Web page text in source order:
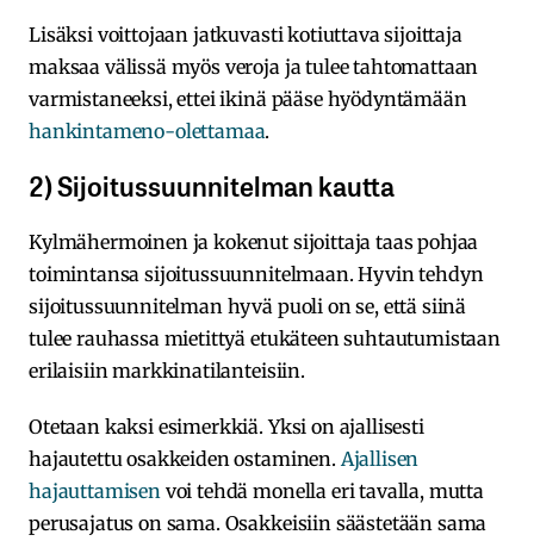
Lisäksi voittojaan jatkuvasti kotiuttava sijoittaja
maksaa välissä myös veroja ja tulee tahtomattaan
varmistaneeksi, ettei ikinä pääse hyödyntämään
hankintameno-olettamaa.
2) Sijoitussuunnitelman kautta
Kylmähermoinen ja kokenut sijoittaja taas pohjaa
toimintansa sijoitussuunnitelmaan. Hyvin tehdyn
sijoitussuunnitelman hyvä puoli on se, että siinä
tulee rauhassa mietittyä etukäteen suhtautumistaan
erilaisiin markkinatilanteisiin.
Otetaan kaksi esimerkkiä. Yksi on ajallisesti
hajautettu osakkeiden ostaminen. Ajallisen
hajauttamisen voi tehdä monella eri tavalla, mutta
perusajatus on sama. Osakkeisiin säästetään sama